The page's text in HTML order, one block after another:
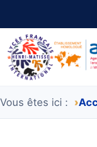
Vous êtes ici :